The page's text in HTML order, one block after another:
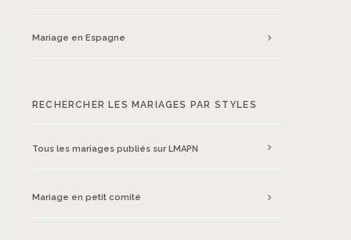
Mariage en Espagne
RECHERCHER LES MARIAGES PAR STYLES
Tous les mariages publiés sur LMAPN
Mariage en petit comité